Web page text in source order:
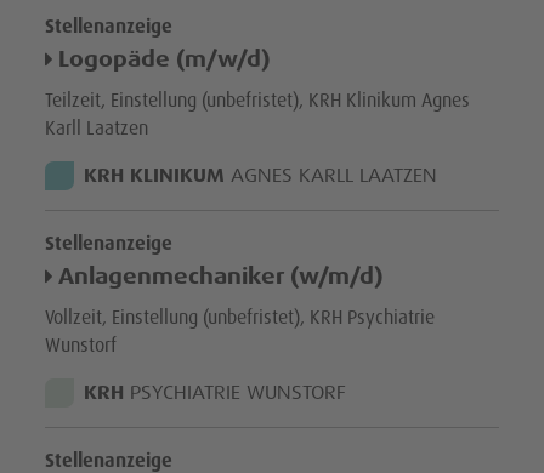
KRH Servicegesellschaft
KRH Akademie (Aus-/Weiterbildung)
Anwenden
Stellenanzeige
Logopäde (m/w/d)
Teilzeit, Einstellung (unbefristet), KRH Klinikum Agnes
Karll Laatzen
STANDORT:
KRH KLINIKUM AGNES KARLL LAATZEN
Stellenanzeige
Anlagenmechaniker (w/m/d)
Vollzeit, Einstellung (unbefristet), KRH Psychiatrie
Wunstorf
STANDORT:
KRH PSYCHIATRIE WUNSTORF
Stellenanzeige